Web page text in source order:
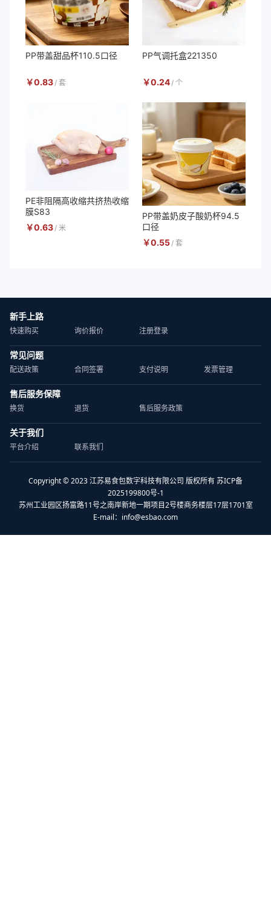
PP带盖甜品杯110.5口径
￥0.83 / 套
PP气调托盒221350
￥0.24 / 个
PE非阻隔高收缩共挤热收缩
膜S83
￥0.63/ 米
PP带盖奶皮子酸奶杯94.5
口径
￥0.55 / 套
新手上路
快速购买 询价报价 注册登录
常见问题
配送政策 合同签署 支付说明 发票管理
售后服务保障
换货 退货 售后服务政策
关于我们
平台介绍 联系我们
Copyright © 2023 江苏易食包数字科技有限公司 版权所有 苏ICP备
2025199800号-1
苏州工业园区扬富路11号之南岸新地一期项目2号楼商务楼层17层1701室
E-mail： info@esbao.com